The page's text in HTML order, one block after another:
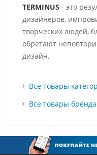
TERMINUS - это
дизайнеров,
творческих людей,
обретают
дизайн.
Все товары
Все товары